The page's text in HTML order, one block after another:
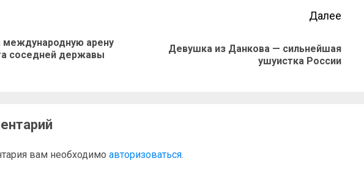
арену
соседней державы
Далее
Девушка из Данкова — сильнейшая
ушуистка России
вам необходимо авторизоваться.